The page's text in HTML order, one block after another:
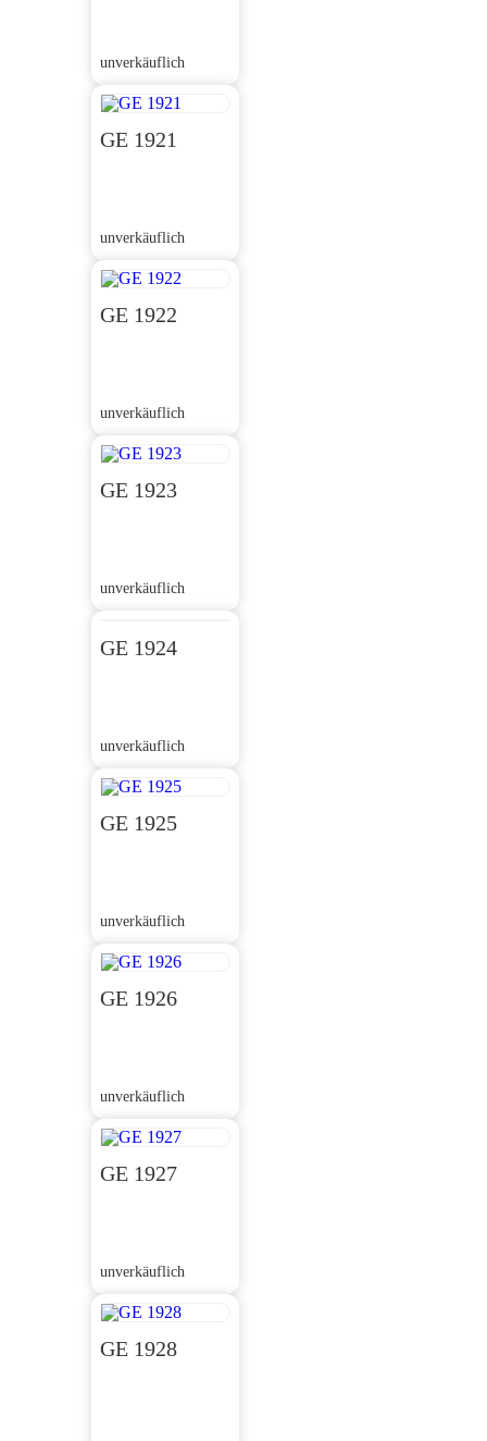
unverkäuflich
GE 1921
unverkäuflich
GE 1922
unverkäuflich
GE 1923
unverkäuflich
GE 1924
unverkäuflich
GE 1925
unverkäuflich
GE 1926
unverkäuflich
GE 1927
unverkäuflich
GE 1928